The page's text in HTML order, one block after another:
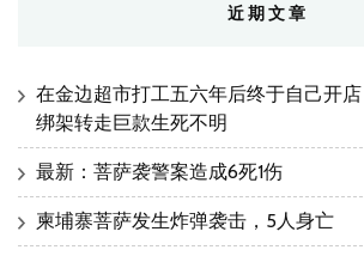
近期文章
在金边超市打工五六年后终于自己开
绑架转走巨款生死不明
最新：菩萨袭警案造成6死1伤
柬埔寨菩萨发生炸弹袭击，5人身亡